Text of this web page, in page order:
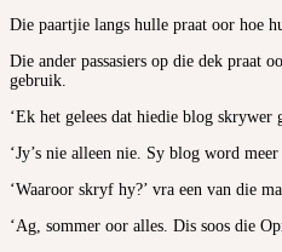
Die paartjie langs hulle praat oor hoe
Die ander passasiers op die dek praat
gebruik.
‘Ek het gelees dat hiedie blog skrywer
‘Jy’s nie alleen nie. Sy blog word
‘Waaroor skryf hy?’ vra een van die
‘Ag, sommer oor alles. Dis soos die